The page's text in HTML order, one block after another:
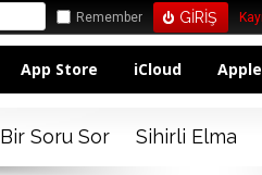
Remember
App Store iCloud
Bir Soru Sor Sihirli Elma